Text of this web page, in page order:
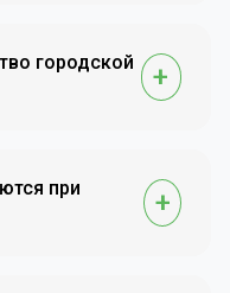
площадок,
малых
городской
+
более
и туристов.
при
+